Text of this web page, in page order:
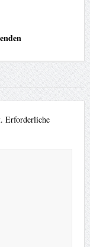
Erforderliche